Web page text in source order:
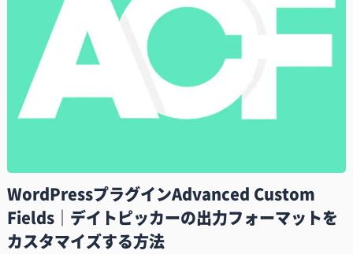
WordPressプラグインAdvanced Custom
Fields｜デイトピッカーの出力フォーマットを
カスタマイズする方法